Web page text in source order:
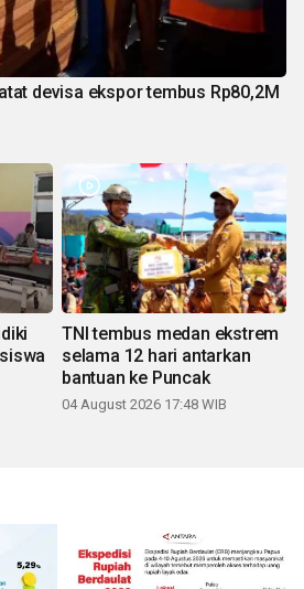
devisa ekspor tembus Rp80,2M
TNI tembus medan ekstrem
selama 12 hari antarkan
bantuan ke Puncak
04 August 2026 17:48 WIB